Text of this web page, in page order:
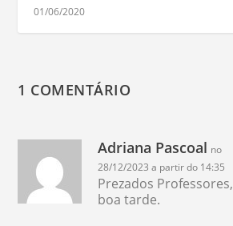
01/06/2020
1 COMENTÁRIO
Adriana Pascoal no
28/12/2023 a partir do 14:35
Prezados Professores,
boa tarde.